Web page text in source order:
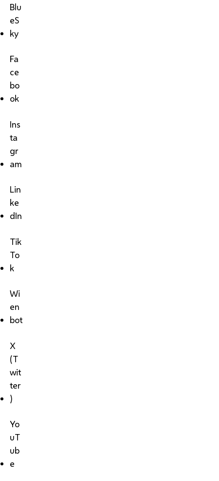
Blu
eS
ky
Fa
ce
bo
ok
Ins
ta
gr
am
Lin
ke
dIn
Tik
To
k
Wi
en
bot
X
(T
wit
ter
)
Yo
uT
ub
e